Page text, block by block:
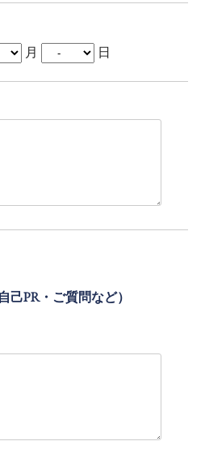
月 日
己PR・ご質問など）